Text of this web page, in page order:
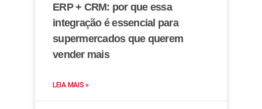
ERP + CRM: por que essa
integração é essencial para
supermercados que querem
vender mais
LEIA MAIS »